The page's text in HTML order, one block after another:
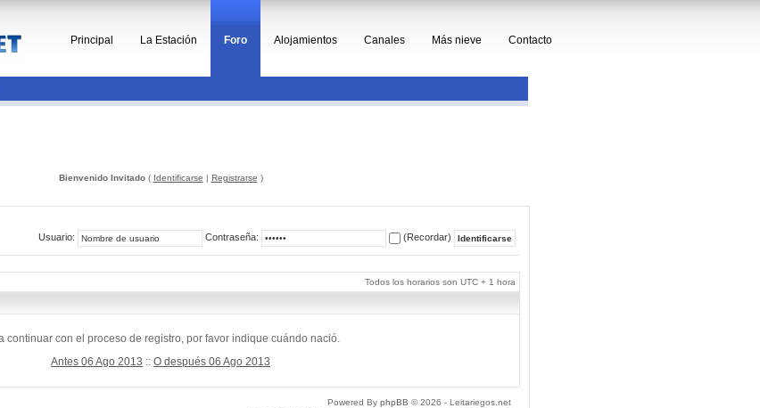
Principal La Estación Foro Alojamientos Canales Más nieve Contacto
Bienvenido Invitado( Identificarse | Registrarse )
Usuario: Contraseña: (Recordar)
Todos los horarios son UTC + 1 hora
continuar con el proceso de registro, por favor indique cuándo nació.
Antes 06 Ago 2013 :: O después 06 Ago 2013
Powered By phpBB © 2026 - Leitariegos.net